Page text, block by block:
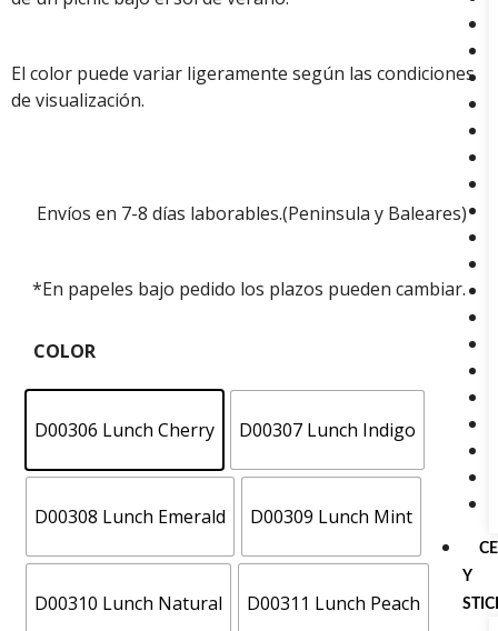
Y
El color puede variar ligeramente según las condiciones
de visualización.
Envíos en 7-8 días laborables.(Peninsula y Baleares)
*En papeles bajo pedido los plazos pueden cambiar.
COLOR
D00306 Lunch Cherry D00307 Lunch Indigo
D00308 Lunch Emerald D00309 Lunch Mint
D00310 Lunch Natural D00311 Lunch Peach